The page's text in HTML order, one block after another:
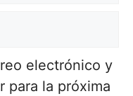
electrónico y
para la próxima